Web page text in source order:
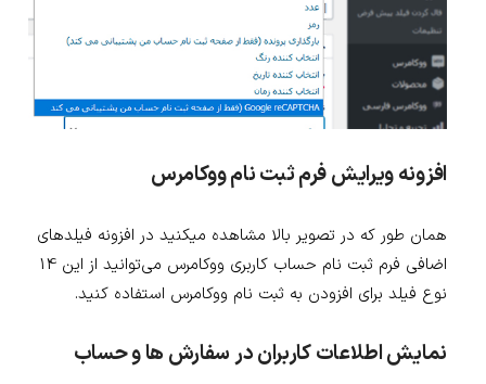
افزونه ویرایش فرم ثبت نام ووکامرس
همان طور که در تصویر بالا مشاهده میکنید در افزونه فیلدهای
اضافی فرم ثبت نام حساب کاربری ووکامرس می‌توانید از این 14
نوع فیلد برای افزودن به ثبت نام ووکامرس استفاده کنید.
نمایش اطلاعات کاربران در سفارش ها و حساب